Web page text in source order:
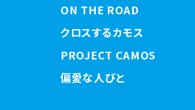
ON THE ROAD
クロスするカモス
PROJECT CAMOS
偏愛な人びと